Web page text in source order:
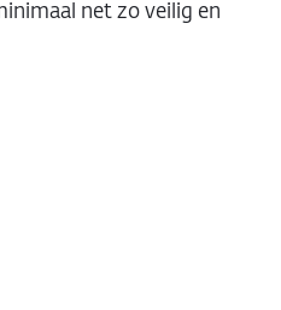
net zo veilig en